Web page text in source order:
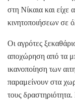
στη Νίκαια και είχε
κινητοποιήσεων σε
Οι αγρότες
αποχώρηση από τα
ικανοποίηση των
παραμείνουν στα
τους